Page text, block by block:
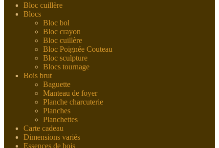
Bloc cuillère
Blocs
Bloc bol
Bloc crayon
Bloc cuillère
Bloc Poignée Couteau
Bloc sculpture
Blocs tournage
Bois brut
Baguette
Manteau de foyer
Planche charcuterie
Planches
Planchettes
Carte cadeau
Dimensions variés
Essences de bois